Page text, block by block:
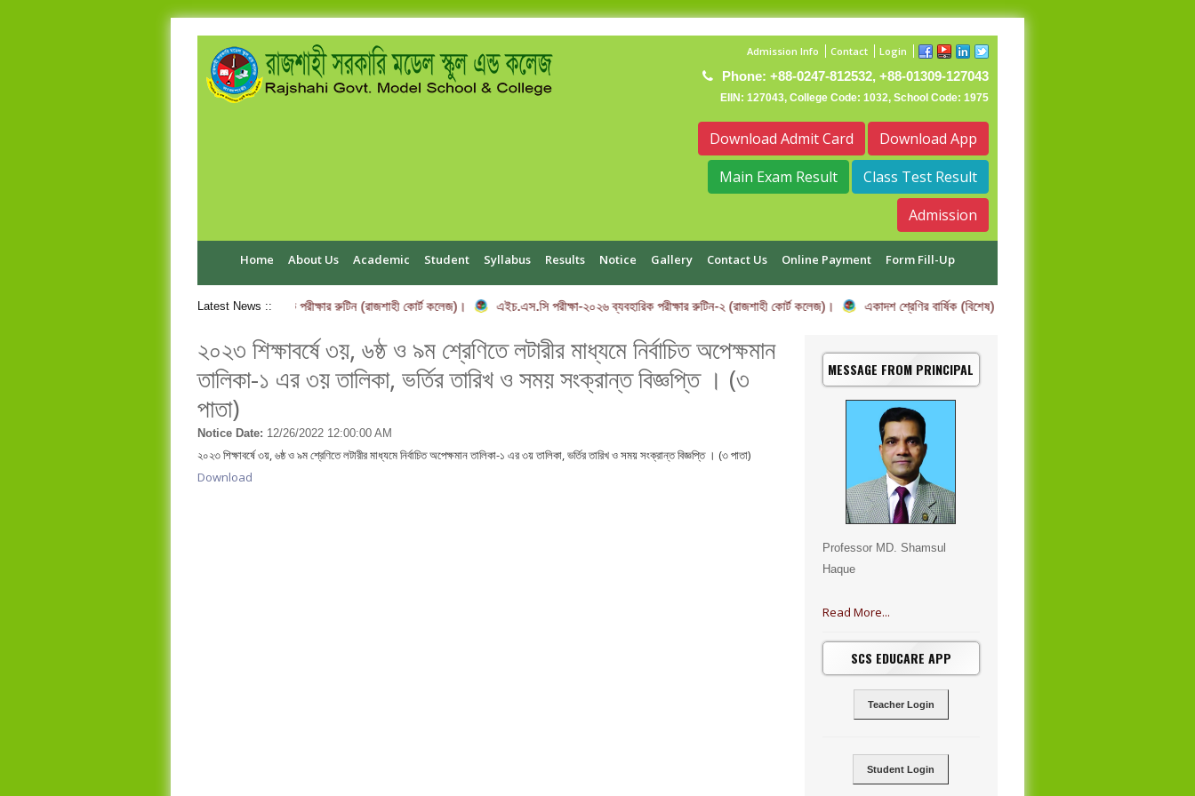
Admission Info Contact Login
Phone: +88-0247-812532, +88-01309-127043
EIIN: 127043, College Code: 1032, School Code: 1975
Download Admit Card
Download App
Main Exam Result
Class Test Result
Admission
Home About Us Academic Student Syllabus Results Notice Gallery Contact Us Online Payment Form Fill-Up
Latest News ::
এইচ.এস.সি পরীক্ষা-২০২৬ ব্যবহারিক পরীক্ষার রুটিন (রাজশাহী কোর্ট কলেজ)। এইচ.এস.সি পরীক্ষা-২০২৬ ব্যবহারিক পরীক্ষার রুটিন-২ (রাজশাহী কোর্ট কলেজ)। একাদশ শ্রেণির বার্ষিক (বিশেষ) পরীক্ষার তারিখ পরিবর্তন সম্পর্কিত বিজ্ঞপ্তি।
২০২৩ শিক্ষাবর্ষে ৩য়, ৬ষ্ঠ ও ৯ম শ্রেণিতে লটারীর মাধ্যমে নির্বাচিত অপেক্ষমান
তালিকা-১ এর ৩য় তালিকা, ভর্তির তারিখ ও সময় সংক্রান্ত বিজ্ঞপ্তি । (৩
পাতা)
Notice Date: 12/26/2022 12:00:00 AM
২০২৩ শিক্ষাবর্ষে ৩য়, ৬ষ্ঠ ও ৯ম শ্রেণিতে লটারীর মাধ্যমে নির্বাচিত অপেক্ষমান তালিকা-১ এর ৩য় তালিকা, ভর্তির তারিখ ও সময় সংক্রান্ত বিজ্ঞপ্তি । (৩ পাতা)
Download
MESSAGE FROM PRINCIPAL
Professor MD. Shamsul
Haque
Read More...
SCS EDUCARE APP
Teacher Login
Student Login